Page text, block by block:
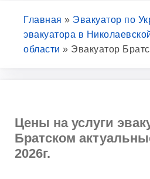
Главная » Эвакуатор по
эвакуатора в
области » Эвакуатор
Цены на услуги
Братском
2026г.